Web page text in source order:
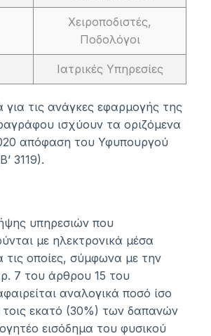
Χειροποδιστές,
Ποδολόγοι
Ιατρικές Υπηρεσίες
για τις ανάγκες εφαρμογής της
ισχύουν τα οριζόμενα
απόφαση του Υφυπουργού
3119).
υπηρεσιών που
με ηλεκτρονικά μέσα
τις οποίες, σύμφωνα με την
7 του άρθρου 15 του
αναλογικά ποσό ίσο
τοις εκατό (30%) των δαπανών
εισόδημα του φυσικού